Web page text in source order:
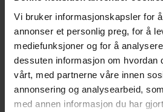
Vi bruker informasjonskapsler for
annonser et personlig preg, for å
mediefunksjoner og for å
dessuten informasjon om hvordan
vårt, med partnerne våre innen
annonsering og analysearbeid,
med annen informasjon du har